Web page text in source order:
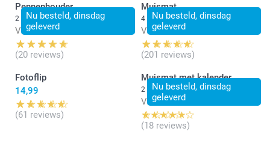
Hartelijk dank voor jouw mooie woorden. We kijken
ernaar uit om jou in de toekomst opnieuw te mogen
verwelkomen.
Vriendelijke groet!
Nu besteld, dinsdag
geleverd
Pennenhouder
2 varianten
Vanaf 14,99
(20 reviews)
Nu besteld, dinsdag
geleverd
Muismat
4 varianten
Vanaf 12,49
(201 reviews)
Fotoflip
14,99
(61 reviews)
Nu besteld, dinsdag
geleverd
Muismat met kalender
2 varianten
Vanaf 14,99
(18 reviews)